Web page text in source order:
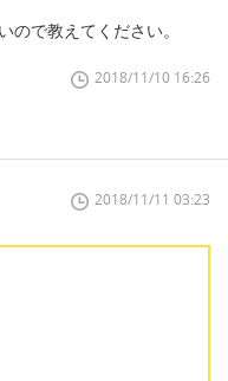
で教えてください。
2018/11/10 16:26
2018/11/11 03:23